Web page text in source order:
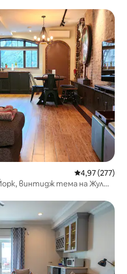
гостите
Средна
4,97 (277)
винтидж тема на Жул